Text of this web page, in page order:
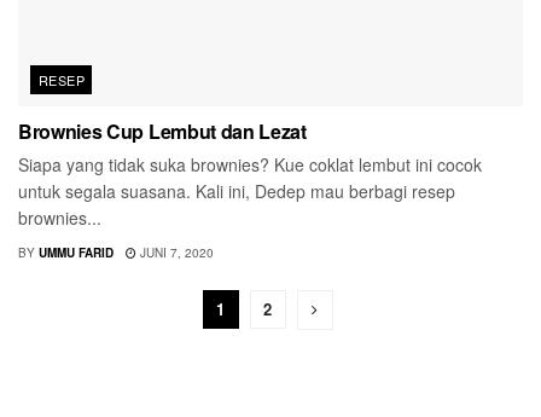
RESEP
Brownies Cup Lembut dan Lezat
Siapa yang tidak suka brownies? Kue coklat lembut ini cocok
untuk segala suasana. Kali ini, Dedep mau berbagi resep
brownies...
BY UMMU FARID JUNI 7, 2020
1 2